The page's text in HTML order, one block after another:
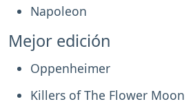
Napoleon
Mejor edición
Oppenheimer
Killers of The Flower Moon